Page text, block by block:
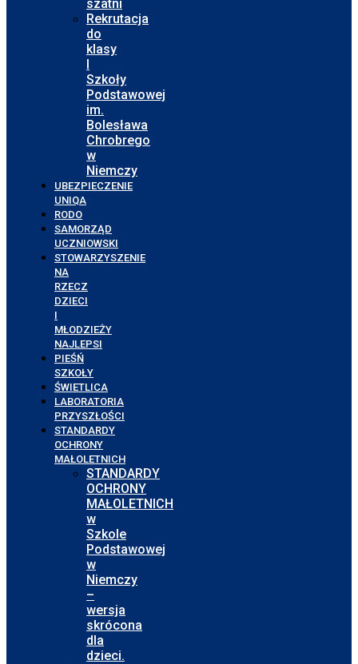
szatni
Rekrutacja
do
klasy
I
Szkoły
Podstawowej
im.
Bolesława
Chrobrego
w
Niemczy
UBEZPIECZENIE
UNIQA
RODO
SAMORZĄD
UCZNIOWSKI
STOWARZYSZENIE
NA
RZECZ
DZIECI
I
MŁODZIEŻY
NAJLEPSI
PIEŚŃ
SZKOŁY
ŚWIETLICA
LABORATORIA
PRZYSZŁOŚCI
STANDARDY
OCHRONY
MAŁOLETNICH
STANDARDY
OCHRONY
MAŁOLETNICH
w
Szkole
Podstawowej
w
Niemczy
–
wersja
skrócona
dla
dzieci.